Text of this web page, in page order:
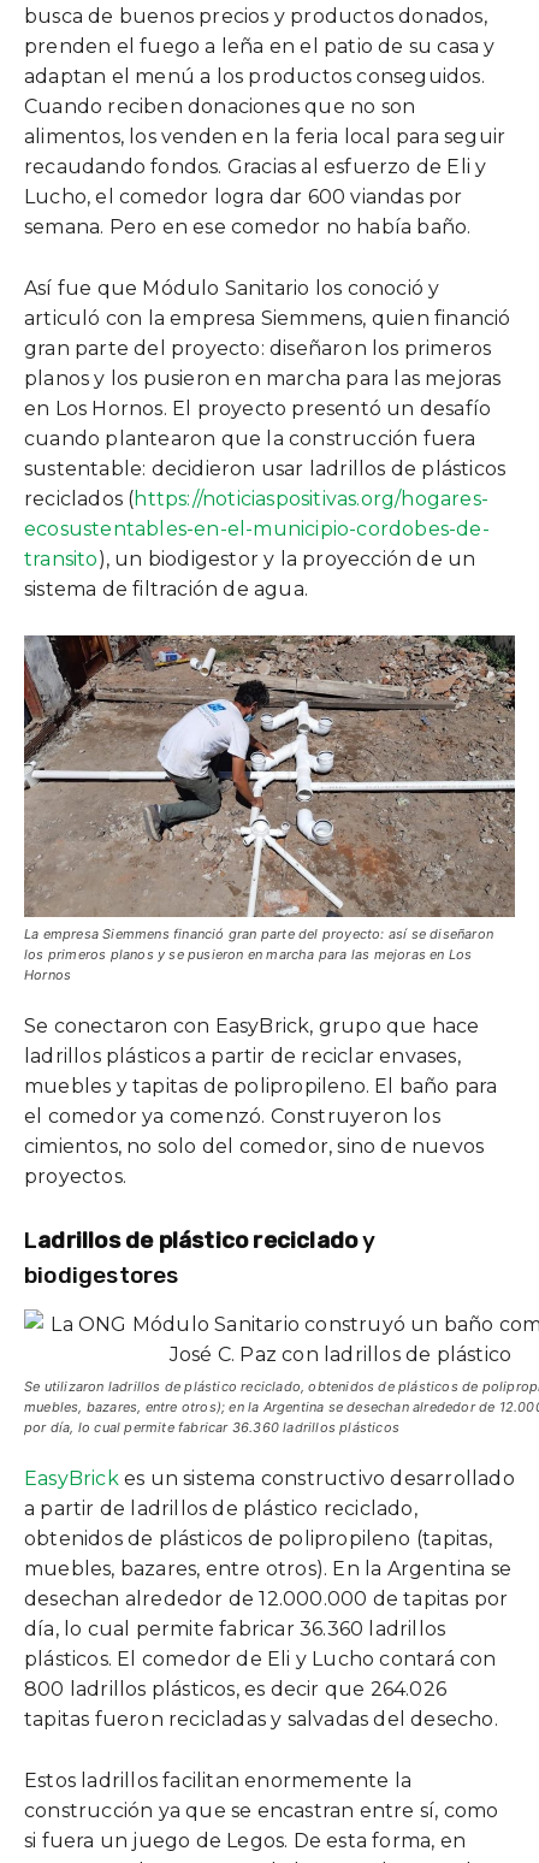
busca de buenos precios y productos donados,
prenden el fuego a leña en el patio de su casa y
adaptan el menú a los productos conseguidos.
Cuando reciben donaciones que no son
alimentos, los venden en la feria local para seguir
recaudando fondos. Gracias al esfuerzo de Eli y
Lucho, el comedor logra dar 600 viandas por
semana. Pero en ese comedor no había baño.
Así fue que Módulo Sanitario los conoció y
articuló con la empresa Siemmens, quien financió
gran parte del proyecto: diseñaron los primeros
planos y los pusieron en marcha para las mejoras
en Los Hornos. El proyecto presentó un desafío
cuando plantearon que la construcción fuera
sustentable: decidieron usar ladrillos de plásticos
reciclados (https://noticiaspositivas.org/hogares-
ecosustentables-en-el-municipio-cordobes-de-
transito), un biodigestor y la proyección de un
sistema de filtración de agua.
La empresa Siemmens financió gran parte del proyecto: así se diseñaron
los primeros planos y se pusieron en marcha para las mejoras en Los
Hornos
Se conectaron con EasyBrick, grupo que hace
ladrillos plásticos a partir de reciclar envases,
muebles y tapitas de polipropileno. El baño para
el comedor ya comenzó. Construyeron los
cimientos, no solo del comedor, sino de nuevos
proyectos.
Ladrillos de plástico recicladoy
biodigestores
Se utilizaron ladrillos de plástico reciclado, obtenidos de plásticos de
muebles, bazares, entre otros); en la Argentina se desechan alrededor de
por día, lo cual permite fabricar 36.360 ladrillos plásticos
EasyBrickes un sistema constructivo desarrollado
a partir de ladrillos de plástico reciclado,
obtenidos de plásticos de polipropileno (tapitas,
muebles, bazares, entre otros). En la Argentina se
desechan alrededor de 12.000.000 de tapitas por
día, lo cual permite fabricar 36.360 ladrillos
plásticos. El comedor de Eli y Lucho contará con
800 ladrillos plásticos, es decir que 264.026
tapitas fueron recicladas y salvadas del desecho.
Estos ladrillos facilitan enormemente la
construcción ya que se encastran entre sí, como
si fuera un juego de Legos. De esta forma, en